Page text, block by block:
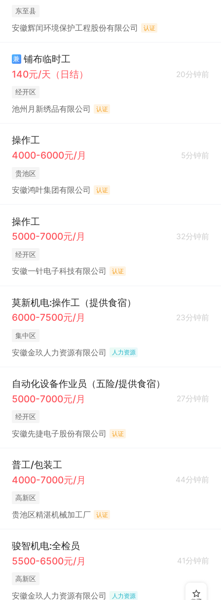
东至县
安徽辉闰环境保护工程股份有限公司 认证
兼 铺布临时工
140元/天（日结）
20分钟前
经开区
池州月新绣品有限公司 认证
操作工
4000-6000元/月
5分钟前
贵池区
安徽鸿叶集团有限公司 认证
操作工
5000-7000元/月
32分钟前
经开区
安徽一针电子科技有限公司 认证
莫新机电:操作工（提供食宿）
6000-7500元/月
23分钟前
集中区
安徽金玖人力资源有限公司 人力资源
自动化设备作业员（五险/提供食宿）
5000-7000元/月
27分钟前
经开区
安徽先捷电子股份有限公司 认证
普工/包装工
4000-7000元/月
44分钟前
高新区
贵池区精湛机械加工厂 认证
骏智机电:全检员
5500-6500元/月
41分钟前
高新区
安徽金玖人力资源有限公司 人力资源